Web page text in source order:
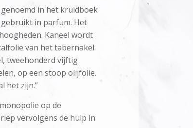
genoemd in het kruidboek
gebruikt in parfum. Het
Kaneel wordt
van het tabernakel:
tweehonderd vijftig
op een stoop olijfolie.
het zijn.”
op de
vervolgens de hulp in